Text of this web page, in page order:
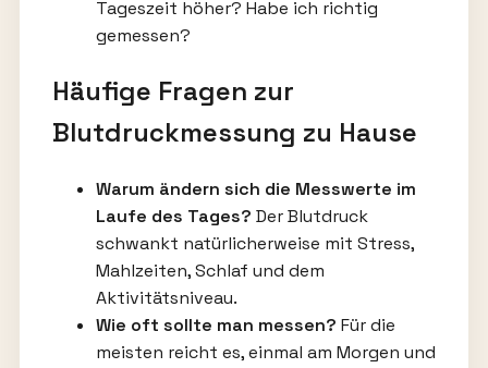
Tageszeit höher? Habe ich richtig
gemessen?
Häufige Fragen zur
Blutdruckmessung zu Hause
Warum ändern sich die Messwerte im
Laufe des Tages? Der Blutdruck
schwankt natürlicherweise mit Stress,
Mahlzeiten, Schlaf und dem
Aktivitätsniveau.
Wie oft sollte man messen? Für die
meisten reicht es, einmal am Morgen und